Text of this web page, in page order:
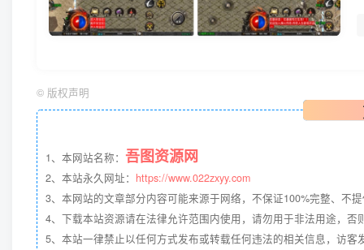
© 版权声明
1、本网站名称： 吾图资源网
2、本站永久网址： https://www.022zxyy.com
3、本网站的文章部分内容可能来源于网络，不保证100%完整、不
4、下载本站资源请在法律允许范围内使用，请勿用于非法用途，否
5、本站一律禁止以任何方式发布或转载任何违法的相关信息，访客